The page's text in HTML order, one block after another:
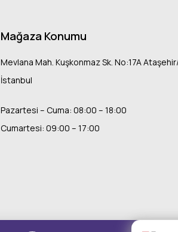
Mağaza Konumu
Mevlana Mah. Kuşkonmaz Sk. No:17A
İstanbul
Pazartesi – Cuma: 08:00 – 18:00
Cumartesi: 09:00 – 17:00